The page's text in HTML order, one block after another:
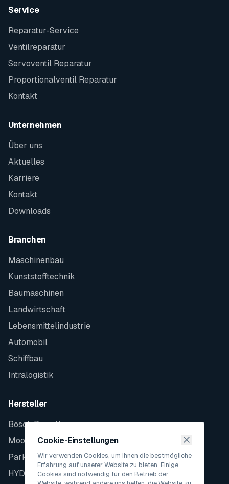
Service
Reparatur-Service
Ventilreparatur
Servoventil Reparatur
Proportionalventil Reparatur
Kontakt
Unternehmen
Über uns
Aktuelles
Karriere
Kontakt
Downloads
Branchen
Maschinenbau
Kunststofftechnik
Baumaschinen
Landwirtschaft
Lebensmittelindustrie
Automobil
Schiffbau
Intralogistik
Hersteller
Bosch Rexroth
Moog
Parker
HYDAC
Cookie-Einstellungen
Wir verwenden Cookies, um Ihnen die bestmögliche
Erfahrung auf unserer Website zu bieten. Einige
Cookies sind notwendig für den Betrieb der